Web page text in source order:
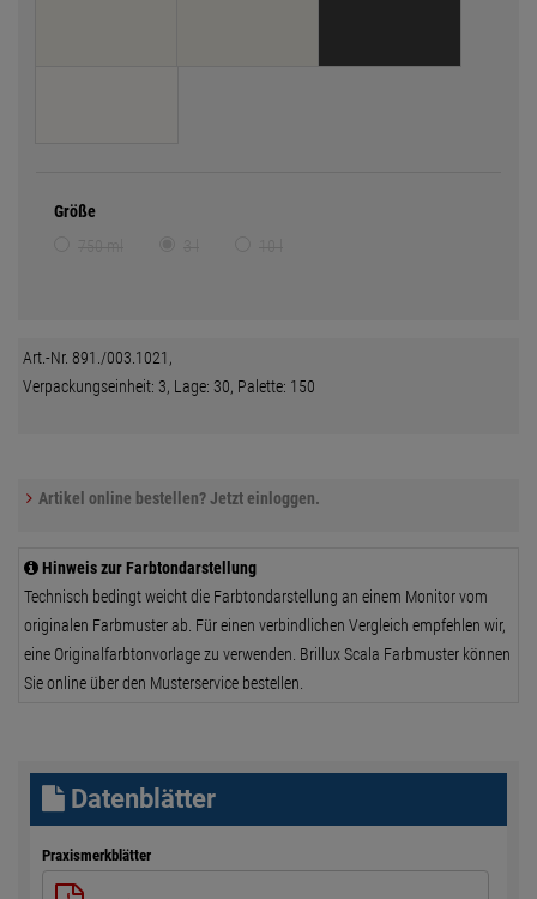
Größe
Art.-Nr. 891./003.1021,
Verpackungseinheit: 3, Lage: 30, Palette: 150
Artikel online bestellen? Jetzt einloggen.
Hinweis zur Farbtondarstellung
Technisch bedingt weicht die Farbtondarstellung an einem Monitor vom
originalen Farbmuster ab. Für einen verbindlichen Vergleich empfehlen wir,
eine Originalfarbtonvorlage zu verwenden. Brillux Scala Farbmuster können
Sie online über den Musterservice bestellen.
Datenblätter
Praxismerkblätter